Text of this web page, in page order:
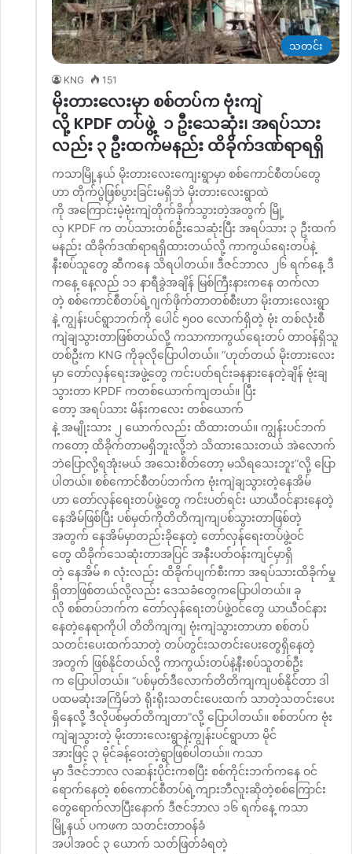
သတင်း
KNG 151
မိုးတားလေးမှာ စစ်တပ်က ဗုံးကျဲ
လို့ KPDF တပ်ဖွဲ့ ၁ ဦးသေဆုံး၊ အရပ်သား
လည်း ၃ ဦးထက်မနည်း ထိခိုက်ဒဏ်ရာရရှိ
ကသာမြို့နယ် မိုးတားလေးကျေးရွာမှာ စစ်ကောင်စီတပ်တွေ
ဟာ တိုက်ပွဲဖြစ်ပွားခြင်းမရှိဘဲ မိုးတားလေးရွာထဲ
ကို အကြောင်းမဲ့ဗုံးကျဲတိုက်ခိုက်သွားတဲ့အတွက် မြို့
လှ KPDF က တပ်သားတစ်ဦးသေဆုံးပြီး အရပ်သား ၃ ဦးထက်
မနည်း ထိခိုက်ဒဏ်ရာရရှိထားတယ်လို့ ကာကွယ်ရေးတပ်နဲ့
နီးစပ်သူတွေ ဆီကနေ သိရပါတယ်။ ဒီဇင်ဘာလ ၂၆ ရက်နေ့ ဒီ
ကနေ့ နေ့လည် ၁၁ နာရီခွဲအချိန် မြစ်ကြီးနားကနေ တက်လာ
တဲ့ စစ်ကောင်စီတပ်ရဲ့ဂျက်ဖိုက်တာတစ်စီးဟာ မိုးတားလေးရွာ
နဲ့ ကျွန်းပင်ရွာဘက်ကို ပေါင် ၅၀၀ လောက်ရှိတဲ့ ဗုံး တစ်လုံးစီ
ကျဲချသွားတာဖြစ်တယ်လို့ ကသာကာကွယ်ရေးတပ် တာဝန်ရှိသူ
တစ်ဦးက KNG ကိုခုလိုပြောပါတယ်။ “ဟုတ်တယ် မိုးတားလေး
မှာ တော်လှန်ရေးအဖွဲ့တွေ ကင်းပတ်ရင်းခနနားနေတဲ့ချိန် ဗုံးချ
သွားတာ KPDF ကတစ်ယောက်ကျတယ်။ ပြီး
တော့ အရပ်သား မိန်းကလေး တစ်ယောက်
နဲ့ အမျိုးသား ၂ ယောက်လည်း ထိထားတယ်။ ကျွန်းပင်ဘက်
ကတော့ ထိခိုက်တာမရှိဘူးလို့ဘဲ သိထားသေးတယ် အဲလောက်
ဘဲပြောလို့ရအုံးမယ် အသေးစိတ်တော့ မသိရသေးဘူး”လို့ ပြော
ပါတယ်။ စစ်ကောင်စီတပ်ဘက်က ဗုံးကျဲချသွားတဲ့နေအိမ်
ဟာ တော်လှန်ရေးတပ်ဖွဲ့တွေ ကင်းပတ်ရင်း ယာယီဝင်နားနေတဲ့
နေအိမ်ဖြစ်ပြီး ပစ်မှတ်ကိုတိတိကျကျပစ်သွားတာဖြစ်တဲ့
အတွက် နေအိမ်မှာတည်းခိုနေတဲ့ တော်လှန်ရေးတပ်ဖွဲ့ဝင်
တွေ ထိခိုက်သေဆုံးတာအပြင် အနီးပတ်ဝန်းကျင်မှာရှိ
တဲ့ နေအိမ် ၈ လုံးလည်း ထိခိုက်ပျက်စီးကာ အရပ်သားထိခိုက်မှု
ရှိတာဖြစ်တယ်လို့လည်း ဒေသခံတွေကပြောပါတယ်။ ခု
လို စစ်တပ်ဘက်က တော်လှန်ရေးတပ်ဖွဲ့ဝင်တွေ ယာယီဝင်နား
နေတဲ့နေရာကိုပါ တိတိကျကျ ဗုံးကျဲသွားတာဟာ စစ်တပ်
သတင်းပေးထက်သာတဲ့ တပ်တွင်းသတင်းပေးတွေရှိနေတဲ့
အတွက် ဖြစ်နိုင်တယ်လို့ ကာကွယ်းတပ်နဲ့နီးစပ်သူတစ်ဦး
က ပြောပါတယ်။ “ပစ်မှတ်ဒီလောက်တိတိကျကျပစ်နိုင်တာ ဒါ
ပထမဆုံးအကြိမ်ဘဲ ရိုးရိုးသတင်းပေးထက် သာတဲ့သတင်းပေး
ရှိနေလို့ ဒီလိုပစ်မှတ်တိကျတာ”လို့ ပြောပါတယ်။ စစ်တပ်က ဗုံး
ကျဲချသွားတဲ့ မိုးတားလေးရွာနဲ့ကျွန်းပင်ရွာဟာ မိုင်
အားဖြင့် ၃ မိုင်ခန့်ဝေးတဲ့ရွာဖြစ်ပါတယ်။ ကသာ
မှာ ဒီဇင်ဘာလ လဆန်းပိုင်းကစပြီး စစ်ကိုင်းဘက်ကနေ ဝင်
ရောက်နေတဲ့ စစ်ကောင်စီတပ်ရဲ့ကျားဘီလူးဆိုတဲ့စစ်ကြောင်း
တွေရောက်လာပြီးနောက် ဒီဇင်ဘာလ ၁၆ ရက်နေ့ ကသာ
မြို့နယ် ပကဖက သတင်းတာဝန်ခံ
အပါအဝင် ၃ ယောက် သတ်ဖြတ်ခံရတဲ့